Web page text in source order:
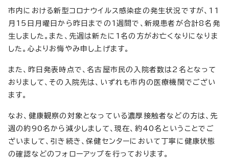
市内における新型コロナウイルス感染症の発生状況ですが、11
月15日月曜日から昨日までの1週間で、新規患者が合計8名発
生しました。また、先週は新たに1名の方がお亡くなりになりま
した。心よりお悔やみ申し上げます。
また、昨日発表時点で、名古屋市民の入院者数は2名となって
おりまして、その入院先は、いずれも市内の医療機関でござい
ます。
なお、健康観察の対象となっている濃厚接触者などの方は、先
週の約90名から減少しまして、現在、約40名ということでご
ざいまして、引き続き、保健センターにおいて丁寧に健康状態
の確認などのフォローアップを行っております。